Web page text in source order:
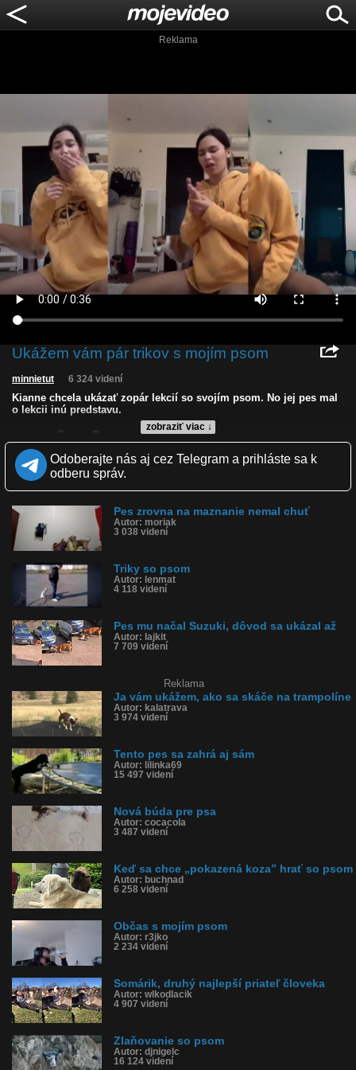
Reklama
Ukážem vám pár trikov s mojím psom
zobraziť viac ↓
minnietut 6 324 videní
Kianne chcela ukázať zopár lekcií so svojím psom. No jej pes mal
o lekcii inú predstavu.
Zverejnené: 21.12.2020 19:43
Páči sa: 23% (13 hlasov)
Obľúbené: 0
Komentárov: 10
Kategória: zvieratká
Tagy: pes, pesa, lekcia, hryzol, hral sa, agresívny pes, hravý pes
História sledovanosti videa:
Odoberajte nás aj cez Telegram a prihláste sa k
odberu správ.
Pes zrovna na maznanie nemal chuť
Autor: moriak
3 038 videní
Triky so psom
Autor: lenmat
4 118 videní
Pes mu načal Suzuki, dôvod sa ukázal až
Autor: lajkit
7 709 videní
Reklama
Ja vám ukážem, ako sa skáče na trampolíne
Autor: kalatrava
3 974 videní
Tento pes sa zahrá aj sám
Autor: lilinka69
15 497 videní
Nová búda pre psa
Autor: cocacola
3 487 videní
Keď sa chce „pokazená koza” hrať so psom
Autor: buchnad
6 258 videní
Občas s mojím psom
Autor: r3jko
2 234 videní
Somárik, druhý najlepší priateľ človeka
Autor: wlkodlacik
4 907 videní
Zlaňovanie so psom
Autor: djnigelc
16 124 videní